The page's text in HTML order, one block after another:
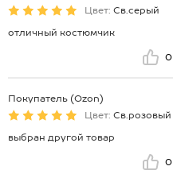
Цвет: Св.серый
отличный костюмчик
0
Покупатель (Ozon)
Цвет: Св.розовый
выбран другой товар
0